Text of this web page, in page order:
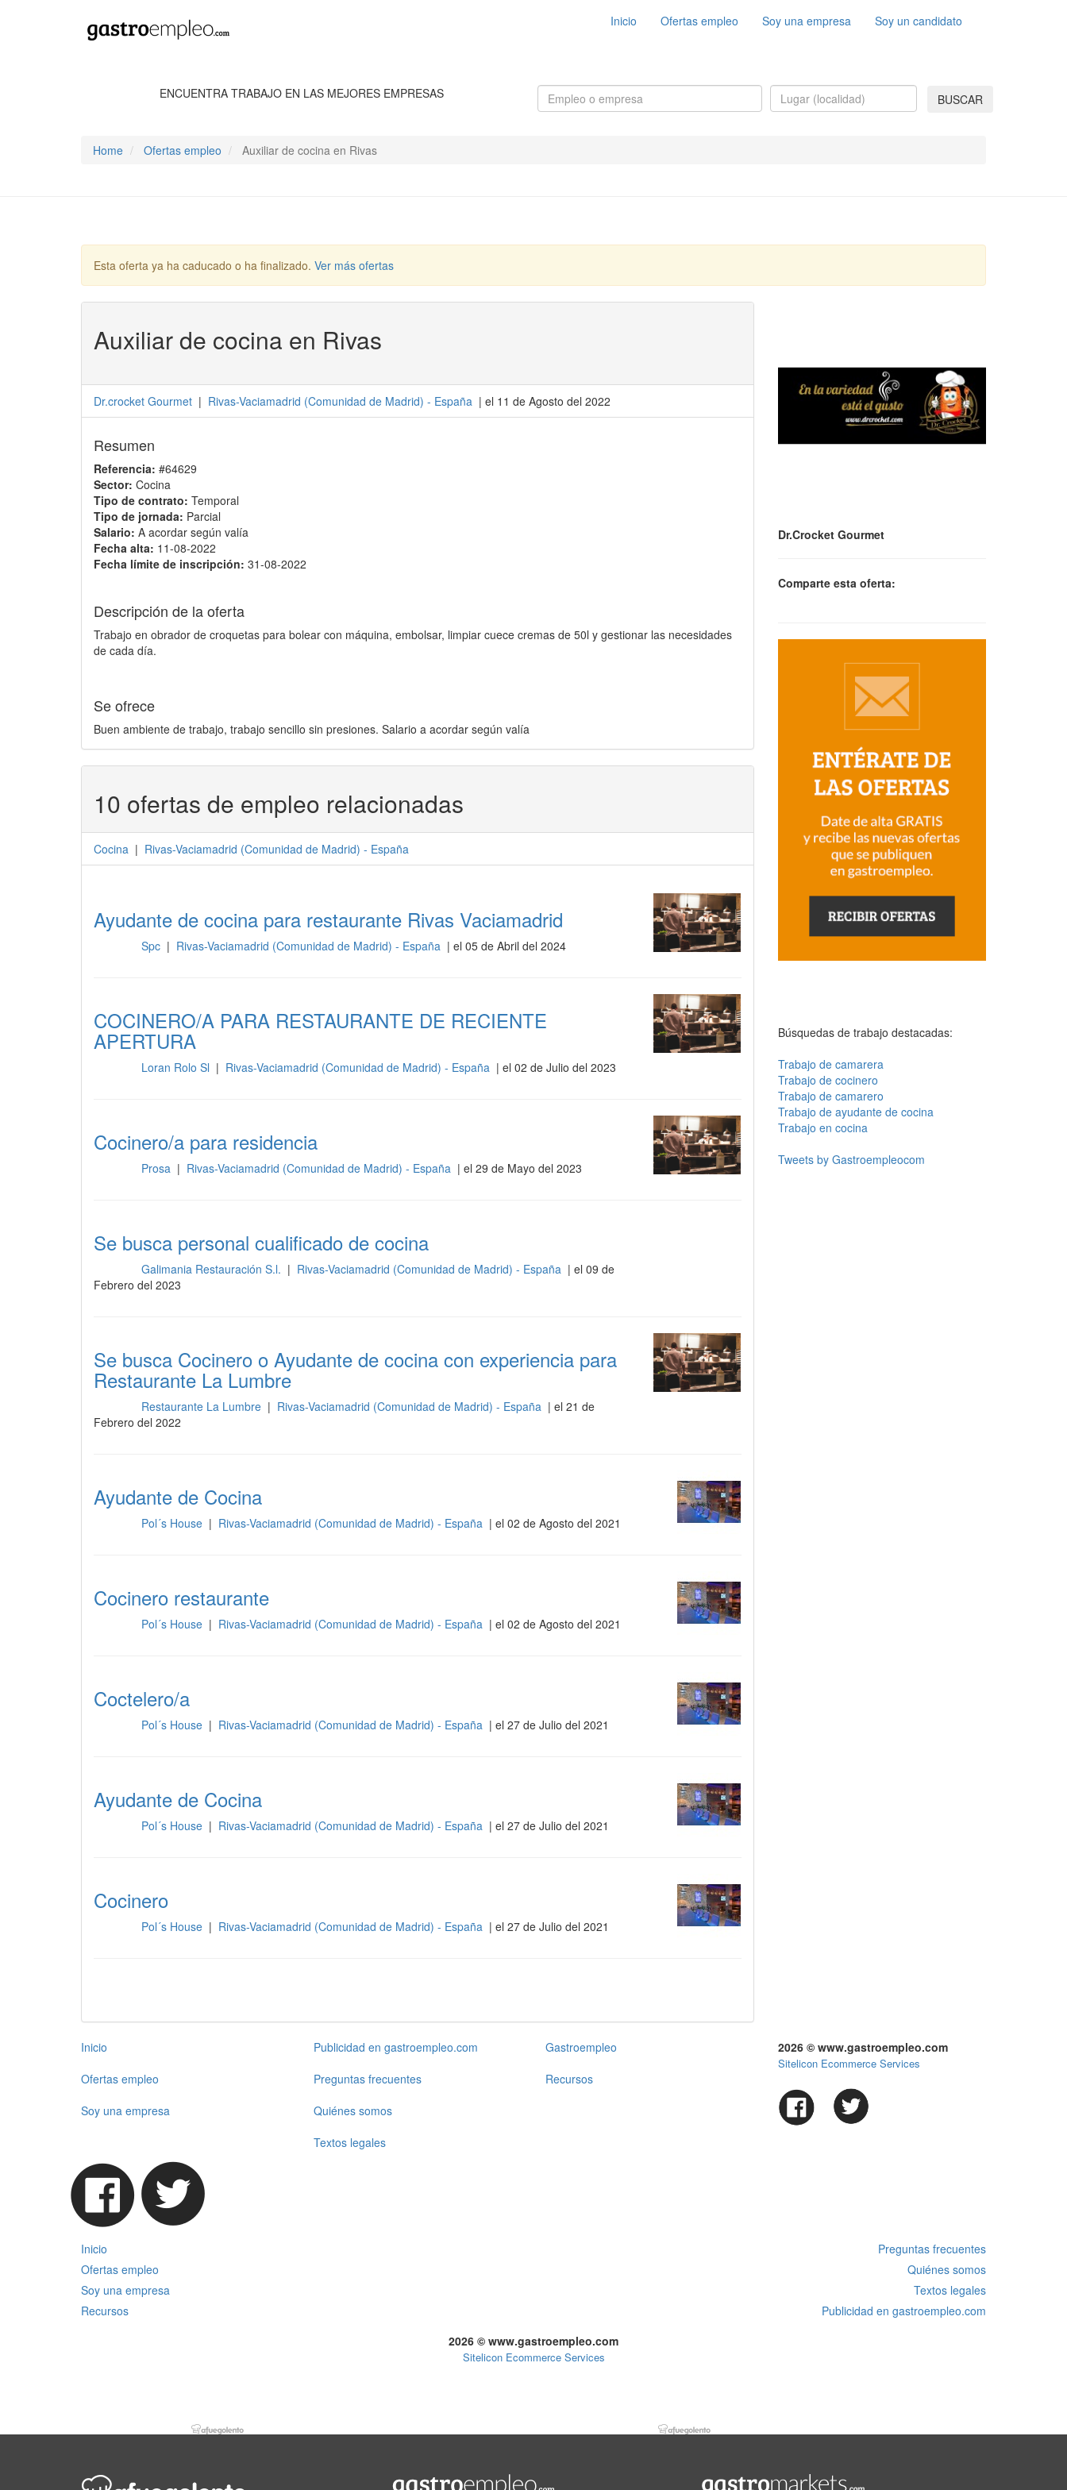
Inicio Ofertas empleo Soy una empresa Soy un candidato
ENCUENTRA TRABAJO EN LAS MEJORES EMPRESAS BUSCAR
Home Ofertas empleo Auxiliar de cocina en Rivas
Esta oferta ya ha caducado o ha finalizado. Ver más ofertas
Auxiliar de cocina en Rivas
Dr.crocket Gourmet | Rivas-Vaciamadrid (Comunidad de Madrid) - España | el 11 de Agosto del 2022
Resumen
Referencia: #64629
Sector: Cocina
Tipo de contrato: Temporal
Tipo de jornada: Parcial
Salario: A acordar según valía
Fecha alta: 11-08-2022
Fecha límite de inscripción: 31-08-2022
Descripción de la oferta
Trabajo en obrador de croquetas para bolear con máquina, embolsar, limpiar cuece cremas de 50l y gestionar las necesidades
de cada día.
Se ofrece
Buen ambiente de trabajo, trabajo sencillo sin presiones. Salario a acordar según valía
10 ofertas de empleo relacionadas
Cocina | Rivas-Vaciamadrid (Comunidad de Madrid) - España
Ayudante de cocina para restaurante Rivas Vaciamadrid
Spc | Rivas-Vaciamadrid (Comunidad de Madrid) - España | el 05 de Abril del 2024
COCINERO/A PARA RESTAURANTE DE RECIENTE
APERTURA
Loran Rolo Sl | Rivas-Vaciamadrid (Comunidad de Madrid) - España | el 02 de Julio del 2023
Cocinero/a para residencia
Prosa | Rivas-Vaciamadrid (Comunidad de Madrid) - España | el 29 de Mayo del 2023
Se busca personal cualificado de cocina
Galimania Restauración S.l. | Rivas-Vaciamadrid (Comunidad de Madrid) - España | el 09 de
Febrero del 2023
Se busca Cocinero o Ayudante de cocina con experiencia para
Restaurante La Lumbre
Restaurante La Lumbre | Rivas-Vaciamadrid (Comunidad de Madrid) - España | el 21 de
Febrero del 2022
Ayudante de Cocina
Pol´s House | Rivas-Vaciamadrid (Comunidad de Madrid) - España | el 02 de Agosto del 2021
Cocinero restaurante
Pol´s House | Rivas-Vaciamadrid (Comunidad de Madrid) - España | el 02 de Agosto del 2021
Coctelero/a
Pol´s House | Rivas-Vaciamadrid (Comunidad de Madrid) - España | el 27 de Julio del 2021
Ayudante de Cocina
Pol´s House | Rivas-Vaciamadrid (Comunidad de Madrid) - España | el 27 de Julio del 2021
Cocinero
Pol´s House | Rivas-Vaciamadrid (Comunidad de Madrid) - España | el 27 de Julio del 2021
Dr.Crocket Gourmet
Comparte esta oferta:
Búsquedas de trabajo destacadas:
Trabajo de camarera
Trabajo de cocinero
Trabajo de camarero
Trabajo de ayudante de cocina
Trabajo en cocina
Tweets by Gastroempleocom
Inicio
Ofertas empleo
Soy una empresa
Publicidad en gastroempleo.com
Preguntas frecuentes
Quiénes somos
Textos legales
Gastroempleo
Recursos
2026 © www.gastroempleo.com
Sitelicon Ecommerce Services
Inicio
Preguntas frecuentes
Ofertas empleo
Quiénes somos
Soy una empresa
Textos legales
Recursos
Publicidad en gastroempleo.com
2026 © www.gastroempleo.com
Sitelicon Ecommerce Services